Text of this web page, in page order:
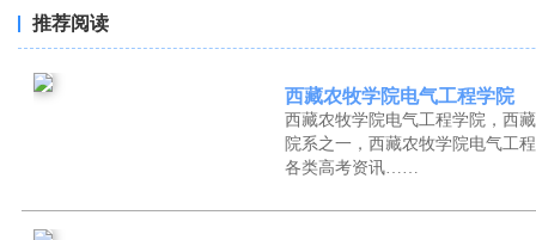
推荐阅读
西藏农牧学院电气工程学院
西藏农牧学院电气工程学院，西
院系之一，西藏农牧学院电气工
各类高考资讯……